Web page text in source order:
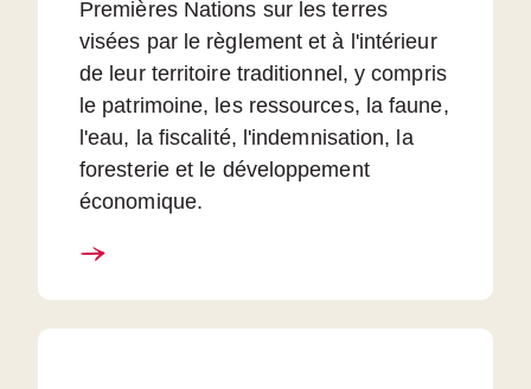
Premières Nations sur les terres
visées par le règlement et à l'intérieur
de leur territoire traditionnel, y compris
le patrimoine, les ressources, la faune,
l'eau, la fiscalité, l'indemnisation, la
foresterie et le développement
économique.